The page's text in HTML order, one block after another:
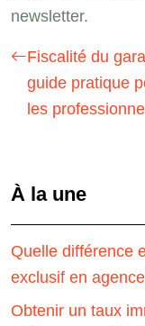
newsletter.
Fiscalité du
guide pratique
les
À la une
Quelle différence
exclusif en
Obtenir un taux